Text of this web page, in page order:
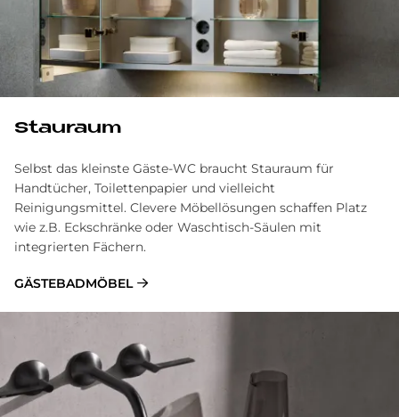
Stau­raum
Selbst das kleinste Gäste-WC braucht Stauraum für
Handtücher, Toilettenpapier und vielleicht
Reinigungsmittel. Clevere Möbellösungen schaffen Platz
wie z.B. Eckschränke oder Waschtisch-Säulen mit
integrierten Fächern.
GÄSTEBADMÖBEL